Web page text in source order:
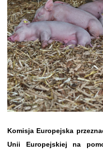
Komisja Europejska
Unii Europejskiej na